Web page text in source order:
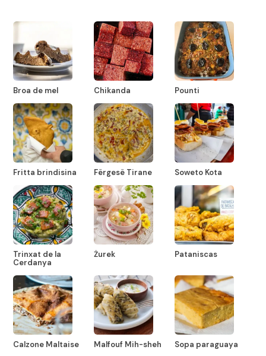
Broa de mel Chikanda Pounti
Fritta brindisina Fërgesë Tirane Soweto Kota
Trinxat de la
Cerdanya
Żurek Pataniscas
Calzone Maltaise Malfouf Mih-sheh Sopa paraguaya